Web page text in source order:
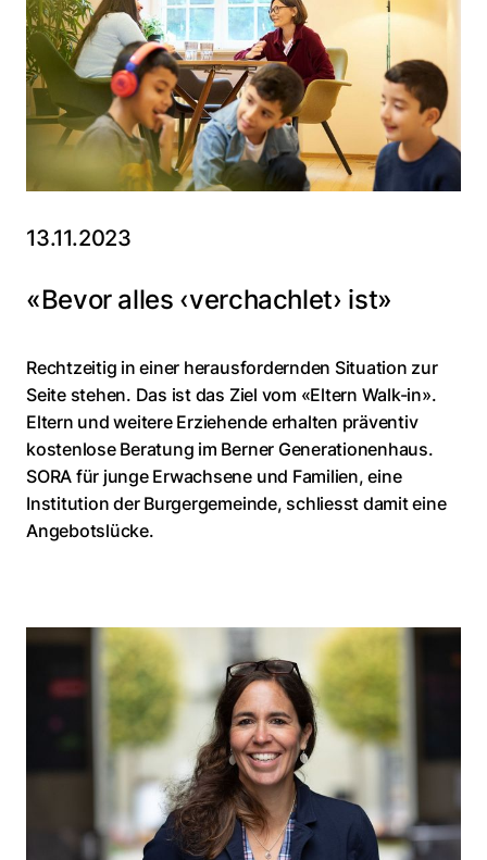
13.11.2023
«Bevor alles ‹verchachlet› ist»
Rechtzeitig in einer herausfordernden Situation zur
Seite stehen. Das ist das Ziel vom «Eltern Walk-in».
Eltern und weitere Erziehende erhalten präventiv
kostenlose Beratung im Berner Generationenhaus.
SORA für junge Erwachsene und Familien, eine
Institution der Burgergemeinde, schliesst damit eine
Angebotslücke.